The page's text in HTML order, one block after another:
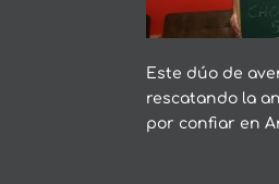
Este dúo de
rescatando la
por confiar en